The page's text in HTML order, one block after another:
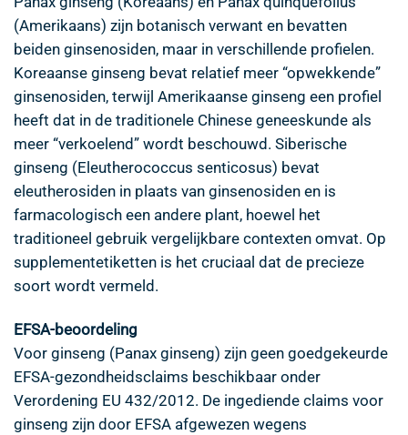
(Amerikaans) zijn botanisch verwant en bevatten
beiden ginsenosiden, maar in verschillende profielen.
Koreaanse ginseng bevat relatief meer “opwekkende”
ginsenosiden, terwijl Amerikaanse ginseng een profiel
heeft dat in de traditionele Chinese geneeskunde als
meer “verkoelend” wordt beschouwd. Siberische
ginseng (Eleutherococcus senticosus) bevat
eleutherosiden in plaats van ginsenosiden en is
farmacologisch een andere plant, hoewel het
traditioneel gebruik vergelijkbare contexten omvat. Op
supplementetiketten is het cruciaal dat de precieze
soort wordt vermeld.
EFSA-beoordeling
Voor ginseng (Panax ginseng) zijn geen goedgekeurde
EFSA-gezondheidsclaims beschikbaar onder
Verordening EU 432/2012. De ingediende claims voor
ginseng zijn door EFSA afgewezen wegens